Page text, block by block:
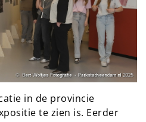
in de provincie
te zien is. Eerder